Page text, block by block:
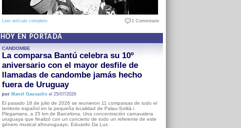
Leer artículo completo 1 Comentario
HOY EN PORTADA
CANDOMBE
La comparsa Bantú celebra su 10º
aniversario con el mayor desfile de
llamadas de candombe jamás hecho
fuera de Uruguay
por Manel Gausachsel 25/07/2026
El pasado 18 de julio de 2026 se reunieron 11 comparsas de todo el
territorio español en la pequeña localidad de Palau-Solità i
Plegamans, a 25 km de Barcelona. Una concentración carnavalera
uruguaya que finalizó con un concierto de todo un referente de este
género musical afrouruguayo, Eduardo Da Luz.